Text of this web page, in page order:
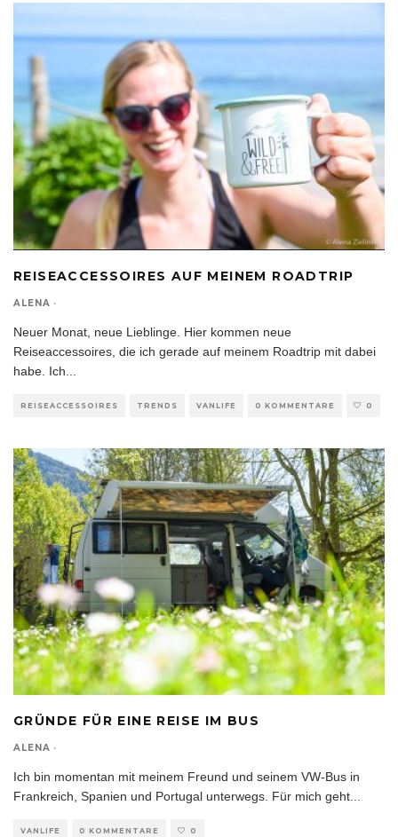
REISEACCESSOIRES AUF MEINEM ROADTRIP
ALENA ·
Neuer Monat, neue Lieblinge. Hier kommen neue
Reiseaccessoires, die ich gerade auf meinem Roadtrip mit dabei
habe. Ich
REISEACCESSOIRES TRENDS VANLIFE 0 KOMMENTARE 0
GRÜNDE FÜR EINE REISE IM BUS
ALENA ·
Ich bin momentan mit meinem Freund und seinem VW-Bus in
Frankreich, Spanien und Portugal unterwegs. Für mich geht...
VANLIFE 0 KOMMENTARE 0